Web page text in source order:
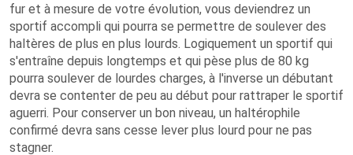
fur et à mesure de votre évolution, vous deviendrez un
sportif accompli qui pourra se permettre de soulever des
haltères de plus en plus lourds. Logiquement un sportif qui
s'entraîne depuis longtemps et qui pèse plus de 80 kg
pourra soulever de lourdes charges, à l'inverse un débutant
devra se contenter de peu au début pour rattraper le sportif
aguerri. Pour conserver un bon niveau, un haltérophile
confirmé devra sans cesse lever plus lourd pour ne pas
stagner.